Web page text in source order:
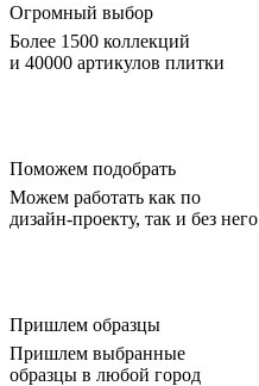
Огромный выбор
Более 1500 коллекций
и 40000 артикулов плитки
Поможем подобрать
Можем работать как по
дизайн-проекту, так и без него
Пришлем образцы
Пришлем выбранные
образцы в любой город